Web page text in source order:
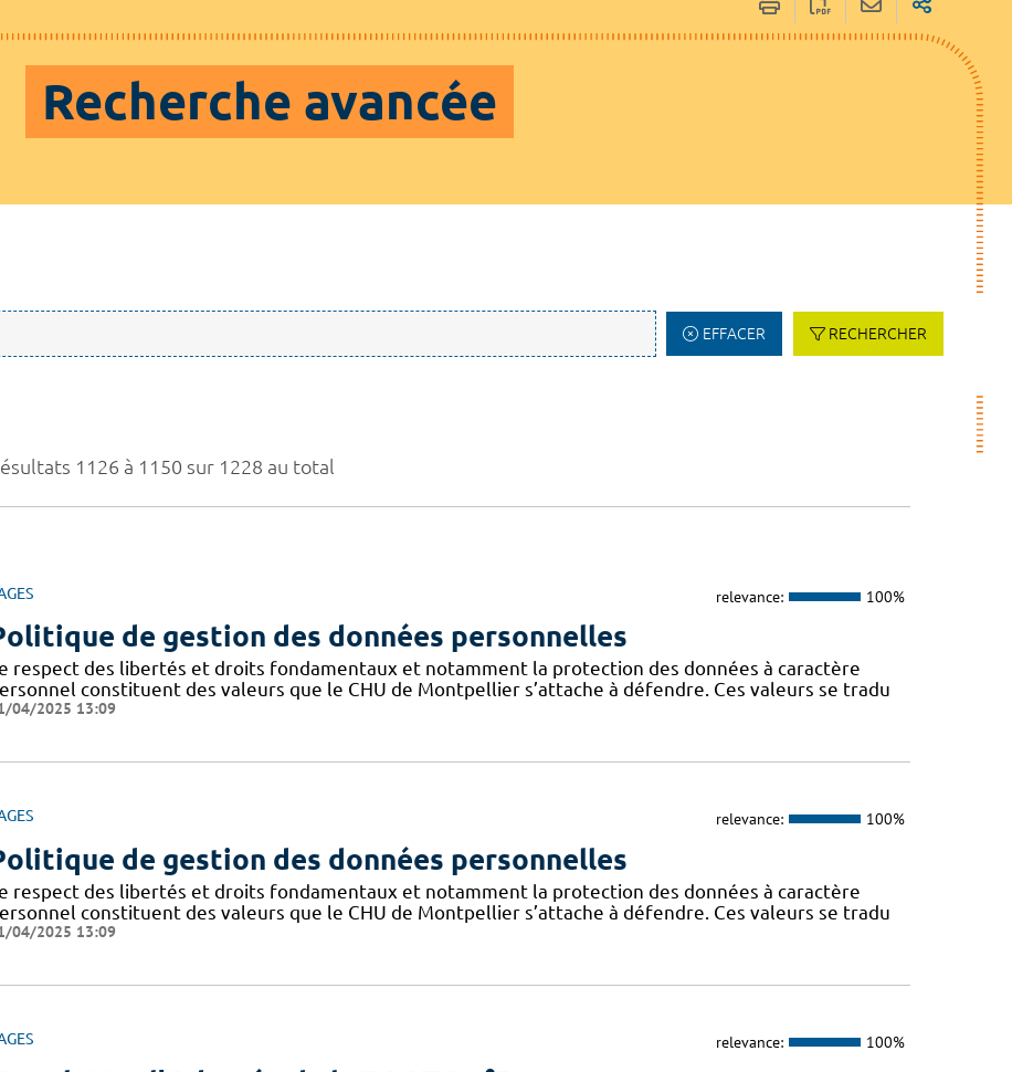
Recherche avancée
EFFACER RECHERCHER
1126 à 1150 sur 1228 au total
relevance: 100%
de gestion des données personnelles
respect des libertés et droits fondamentaux et notamment la protection des données à caractère
constituent des valeurs que le CHU de Montpellier s’attache à défendre. Ces valeurs se tradu
04/2025 13:09
relevance: 100%
de gestion des données personnelles
respect des libertés et droits fondamentaux et notamment la protection des données à caractère
constituent des valeurs que le CHU de Montpellier s’attache à défendre. Ces valeurs se tradu
04/2025 13:09
relevance: 100%